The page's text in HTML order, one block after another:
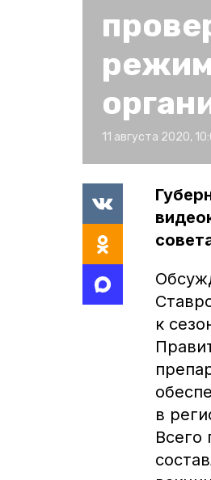
11 августа 2020,
к
в
Всего